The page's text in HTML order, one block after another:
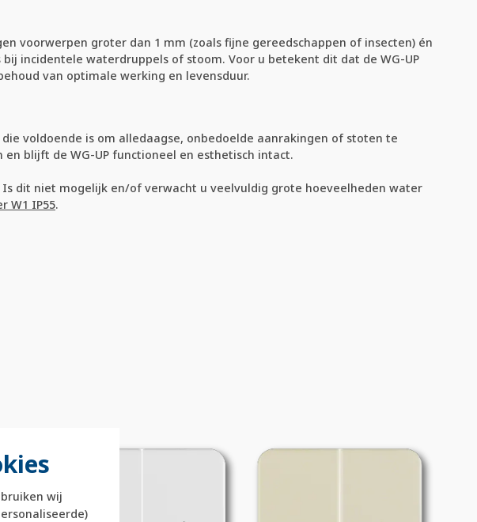
wij
voorwerpen groter dan 1 mm (zoals fijne gereedschappen of insecten) én
incidentele waterdruppels of stoom. Voor u betekent dit dat de WG-UP
van optimale werking en levensduur.
voldoende is om alledaagse, onbedoelde aanrakingen of stoten te
blijft de WG-UP functioneel en esthetisch intact.
dit niet mogelijk en/of verwacht u veelvuldig grote hoeveelheden water
W1 IP55.